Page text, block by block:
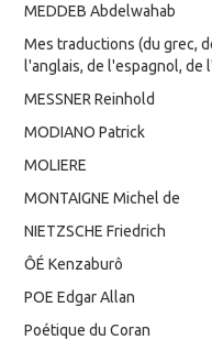
MEDDEB Abdelwahab
Mes traductions (du grec,
l'anglais, de l'espagnol, de
MESSNER Reinhold
MODIANO Patrick
MOLIERE
MONTAIGNE Michel de
NIETZSCHE Friedrich
ÔÉ Kenzaburô
POE Edgar Allan
Poétique du Coran